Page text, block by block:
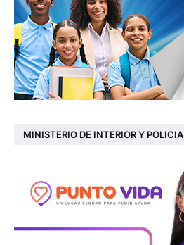
MINISTERIO DE INTERIOR Y POLICIA